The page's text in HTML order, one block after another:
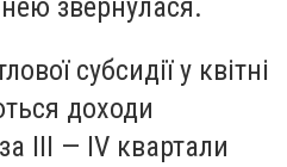
звернулася.
субсидії у квітні
доходи
III — IV квартали